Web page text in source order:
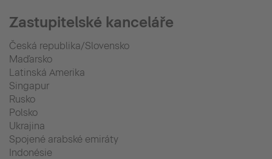
Zastupitelské kanceláře
Česká republika/Slovensko
Maďarsko
Latinská Amerika
Singapur
Rusko
Polsko
Ukrajina
Spojené arabské emiráty
Indonésie